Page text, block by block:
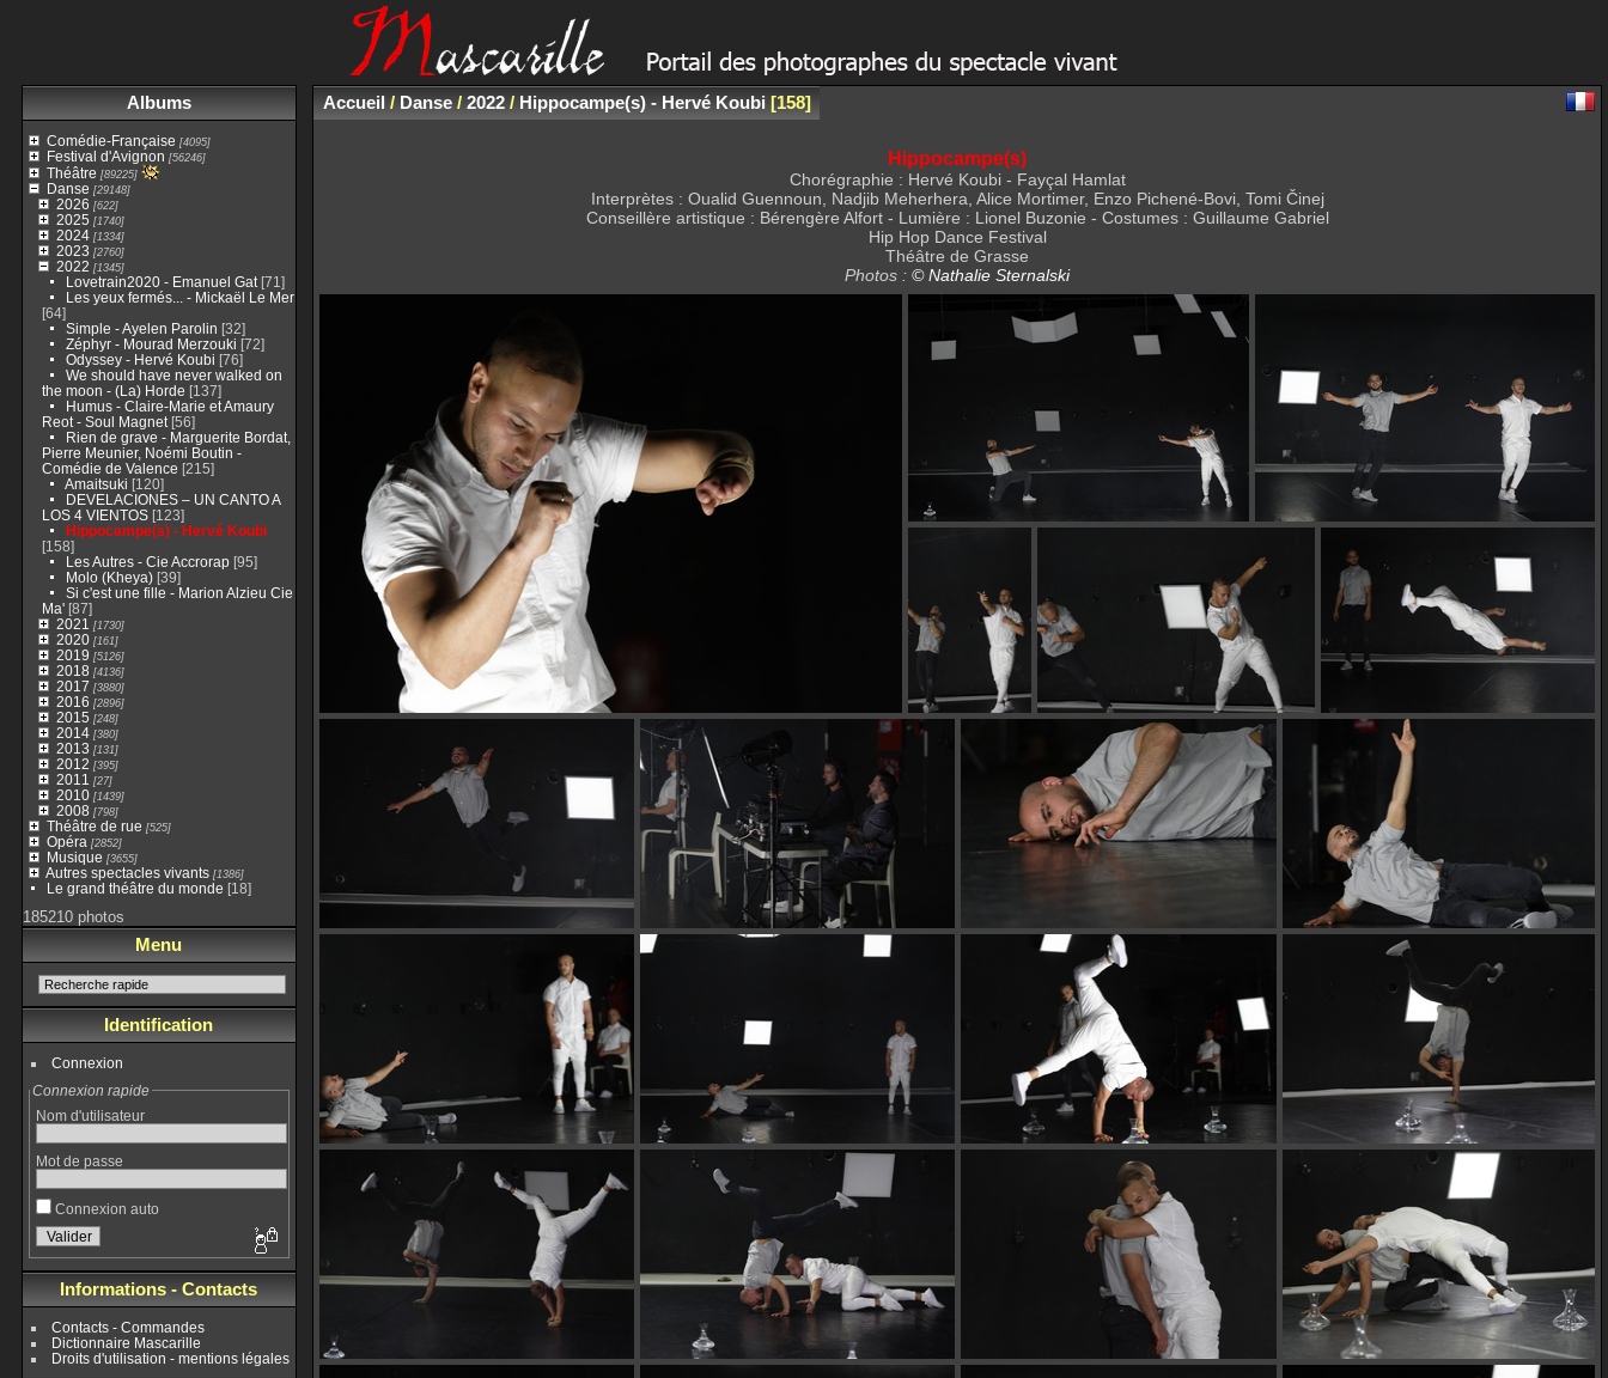
Albums
Comédie-Française [4095]
Festival d'Avignon [56246]
Théâtre [89225]
Danse [29148]
2026 [622]
2025 [1740]
2024[1334]
2023 [2760]
2022 [1345]
Lovetrain2020 - Emanuel Gat[71]
Les yeux fermés... - Mickaël Le Mer
[64]
Simple - Ayelen Parolin [32]
Zéphyr - Mourad Merzouki [72]
Odyssey - Hervé Koubi [76]
We should have never walked on
the moon - (La) Horde [137]
Humus - Claire-Marie et Amaury
Reot - Soul Magnet[56]
Rien de grave - Marguerite Bordat,
Pierre Meunier, Noémi Boutin -
Comédie de Valence [215]
Amaitsuki [120]
DEVELACIONES – UN CANTO A
LOS 4 VIENTOS[123]
Hippocampe(s) - Hervé Koubi
[158]
Les Autres - Cie Accrorap[95]
Molo (Kheya)[39]
Si c'est une fille - Marion Alzieu Cie
Ma'[87]
2021 [1730]
2020[161]
2019 [5126]
2018 [4136]
2017 [3880]
2016 [2896]
2015 [248]
2014[380]
2013 [131]
2012 [395]
2011 [27]
2010[1439]
2008 [798]
Théâtre de rue [525]
Opéra [2852]
Musique [3655]
Autres spectacles vivants[1386]
Le grand théâtre du monde [18]
185210 photos
Menu
Identification
Connexion
Connexion rapide
Nom d'utilisateur
Mot de passe
Connexion auto
Informations - Contacts
Contacts - Commandes
Dictionnaire Mascarille
Droits d'utilisation - mentions légales
Accueil/ Danse/ 2022/ Hippocampe(s) - Hervé Koubi 158
Hippocampe(s)
Chorégraphie : Hervé Koubi - Fayçal Hamlat
Interprètes : Oualid Guennoun, Nadjib Meherhera, Alice Mortimer, Enzo Pichené-Bovi, Tomi Činej
Conseillère artistique : Bérengère Alfort - Lumière : Lionel Buzonie - Costumes : Guillaume Gabriel
Hip Hop Dance Festival
Théâtre de Grasse
Photos : © Nathalie Sternalski